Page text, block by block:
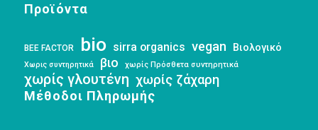
Προϊόντα
BEE FACTOR bio sirra organics vegan Βιολογικό
Χωρις συντηρητικά βιο χωρίς Πρόσθετα συντηρητικά
χωρίς γλουτένη χωρίς ζάχαρη
Μέθοδοι Πληρωμής